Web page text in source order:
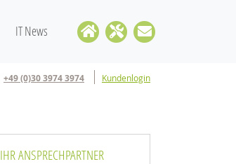
IT News
+49 (0)30 3974 3974 Kundenlogin
IHR ANSPRECHPARTNER